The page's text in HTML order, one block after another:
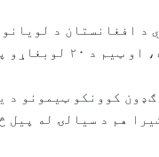
کلنو ټیم مشري د
کې برخه اخیستې ده.
کوونکو ټیمونو
هم د سیالۍ له پیل